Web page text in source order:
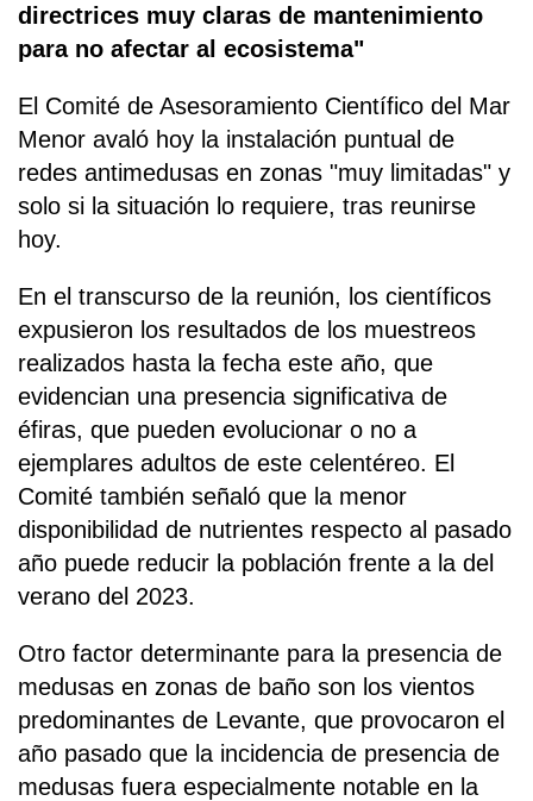
directrices muy claras de mantenimiento
para no afectar al ecosistema"
El Comité de Asesoramiento Científico del Mar
Menor avaló hoy la instalación puntual de
redes antimedusas en zonas "muy limitadas" y
solo si la situación lo requiere, tras reunirse
hoy.
En el transcurso de la reunión, los científicos
expusieron los resultados de los muestreos
realizados hasta la fecha este año, que
evidencian una presencia significativa de
éfiras, que pueden evolucionar o no a
ejemplares adultos de este celentéreo. El
Comité también señaló que la menor
disponibilidad de nutrientes respecto al pasado
año puede reducir la población frente a la del
verano del 2023.
Otro factor determinante para la presencia de
medusas en zonas de baño son los vientos
predominantes de Levante, que provocaron el
año pasado que la incidencia de presencia de
medusas fuera especialmente notable en la